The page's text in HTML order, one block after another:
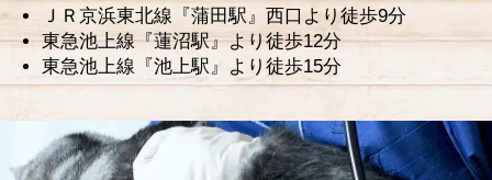
ＪＲ京浜東北線『蒲田駅』西口より徒歩9分
東急池上線『蓮沼駅』より徒歩12分
東急池上線『池上駅』より徒歩15分